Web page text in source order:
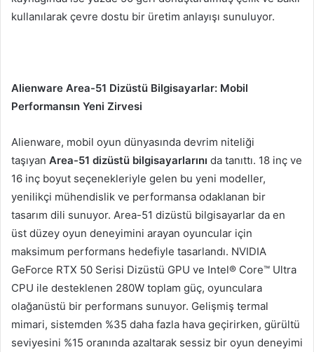
kullanılarak çevre dostu bir üretim anlayışı sunuluyor.
Alienware Area-51 Dizüstü Bilgisayarlar: Mobil
Performansın Yeni Zirvesi
Alienware, mobil oyun dünyasında devrim niteliği
taşıyan Area-51 dizüstü bilgisayarlarını da tanıttı. 18 inç ve
16 inç boyut seçenekleriyle gelen bu yeni modeller,
yenilikçi mühendislik ve performansa odaklanan bir
tasarım dili sunuyor. Area-51 dizüstü bilgisayarlar da en
üst düzey oyun deneyimini arayan oyuncular için
maksimum performans hedefiyle tasarlandı. NVIDIA
GeForce RTX 50 Serisi Dizüstü GPU ve Intel® Core™ Ultra
CPU ile desteklenen 280W toplam güç, oyunculara
olağanüstü bir performans sunuyor. Gelişmiş termal
mimari, sistemden %35 daha fazla hava geçirirken, gürültü
seviyesini %15 oranında azaltarak sessiz bir oyun deneyimi